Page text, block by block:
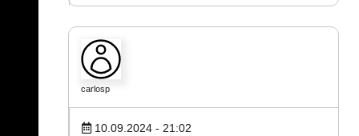
carlosp
10.09.2024 - 21:02